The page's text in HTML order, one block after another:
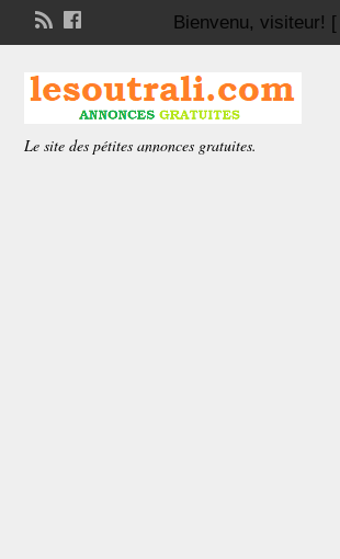
Bienvenu, visiteur! [
Le site des pétites annonces gratuites.